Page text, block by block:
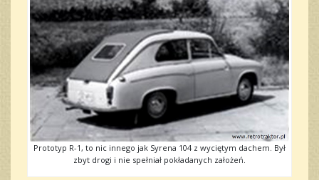
Prototyp R-1, to nic innego jak Syrena 104 z wyciętym dachem. Był
zbyt drogi i nie spełniał pokładanych założeń.